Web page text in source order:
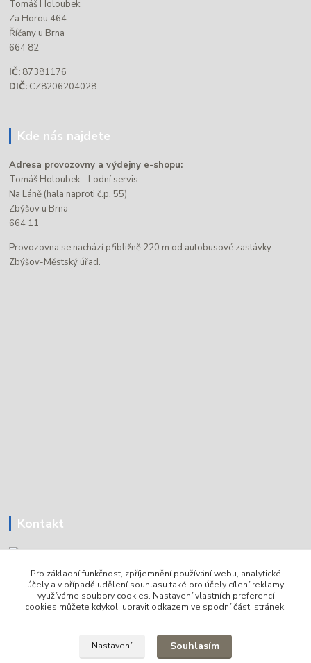
Tomáš Holoubek
Za Horou 464
Říčany u Brna
664 82
IČ: 87381176
DIČ: CZ8206204028
Kde nás najdete
Adresa provozovny a výdejny e-shopu:
Tomáš Holoubek - Lodní servis
Na Láně (hala naproti č.p. 55)
Zbýšov u Brna
664 11
Provozovna se nachází přibližně 220 m od autobusové zastávky
Zbýšov-Městský úřad.
Kontakt
Tomáš Holoubek
+420736720979
Pro základní funkčnost, zpříjemnění používání webu, analytické
účely a v případě udělení souhlasu také pro účely cílení reklamy
využíváme soubory cookies. Nastavení vlastních preferencí
cookies můžete kdykoli upravit odkazem ve spodní části stránek.
Nastavení Souhlasím